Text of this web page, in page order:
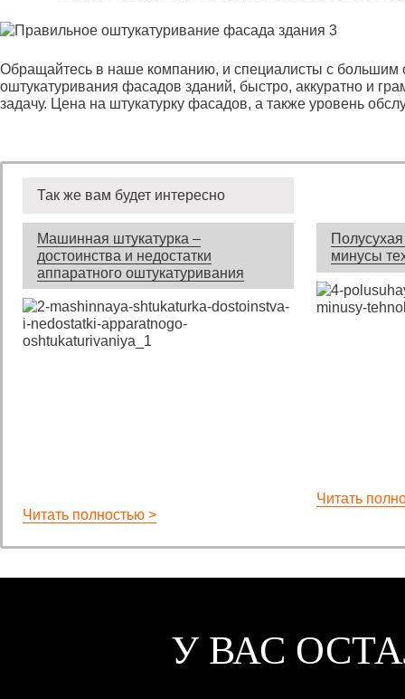
Обращайтесь в наше компанию, и специалисты с большим
оштукатуривания фасадов зданий, быстро, аккуратно и
задачу. Цена на штукатурку фасадов, а также уровень
Так же вам будет интересно
Машинная штукатурка –
достоинства и недостатки
аппаратного оштукатуривания
Читать полностью >
минусы
Читать
У ВАС